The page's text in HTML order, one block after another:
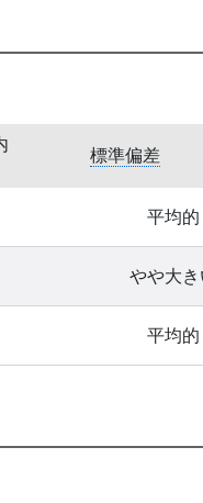
標準偏差
平均的
やや大き
平均的